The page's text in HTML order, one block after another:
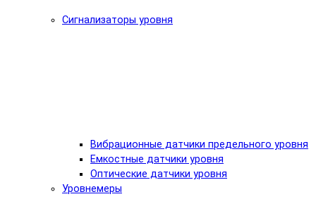
Сигнализаторы уровня
Вибрационные датчики предельного уровня
Емкостные датчики уровня
Оптические датчики уровня
Уровнемеры